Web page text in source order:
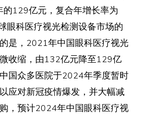
129亿元，复合年增长率为
眼科医疗视光检测设备市场的
是，2021年中国眼科医疗视光
收缩，由132亿元降至129亿
国众多医院于2024年季度暂时
应对新冠疫情爆发，并大幅减
，预计2024年中国眼科医疗视